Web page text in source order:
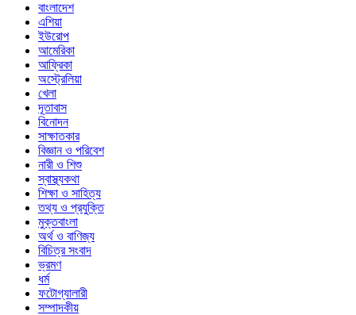
বাংলাদেশ
এশিয়া
ইউরোপ
আমেরিকা
আফ্রিকা
অস্ট্রেলিয়া
খেলা
দূতাবাস
বিনোদন
সাক্ষাতকার
বিজ্ঞান ও পরিবেশ
নারী ও শিশু
স্বাস্থ্যকথা
শিক্ষা ও সাহিত্য
তথ্য ও প্রযুক্তি
মুক্তবাংলা
অর্থ ও বাণিজ্য
বিচিত্র সংবাদ
ভ্রমণ
ধর্ম
ফটোগ্যালারী
সম্পাদকীয়